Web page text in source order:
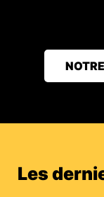
Les